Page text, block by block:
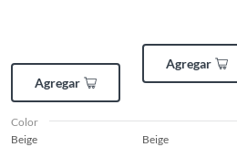
Modelo
Forma
Agregar
Agregar
Color
Beige
Beige